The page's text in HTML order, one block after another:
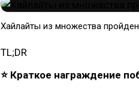
Хайлайты из множества
TL;DR
⭐ Краткое награждение